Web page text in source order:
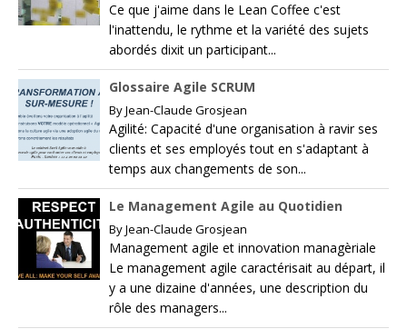
Ce que j'aime dans le Lean Coffee c'est
l'inattendu, le rythme et la variété des sujets
abordés dixit un participant...
Glossaire Agile SCRUM
ByJean-Claude Grosjean
Agilité: Capacité d'une organisation à ravir ses
clients et ses employés tout en s'adaptant à
temps aux changements de son...
Le Management Agile au Quotidien
ByJean-Claude Grosjean
Management agile et innovation managèriale
Le management agile caractérisait au départ, il
y a une dizaine d'années, une description du
rôle des managers...